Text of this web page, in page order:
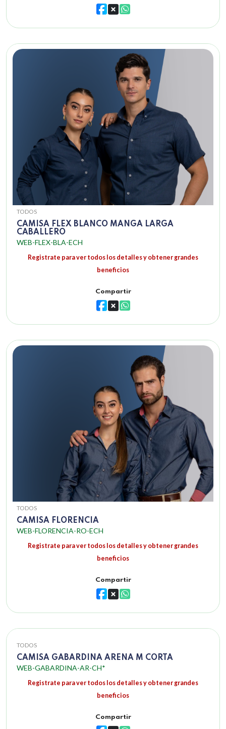
TODOS
CAMISA FLEX BLANCO MANGA LARGA
CABALLERO
WEB-FLEX-BLA-ECH
Registrate para ver todos los detalles y obtener grandes
beneficios
Compartir
TODOS
CAMISA FLORENCIA
WEB-FLORENCIA-RO-ECH
Registrate para ver todos los detalles y obtener grandes
beneficios
Compartir
TODOS
CAMISA GABARDINA ARENA M CORTA
WEB-GABARDINA-AR-CH*
Registrate para ver todos los detalles y obtener grandes
beneficios
Compartir